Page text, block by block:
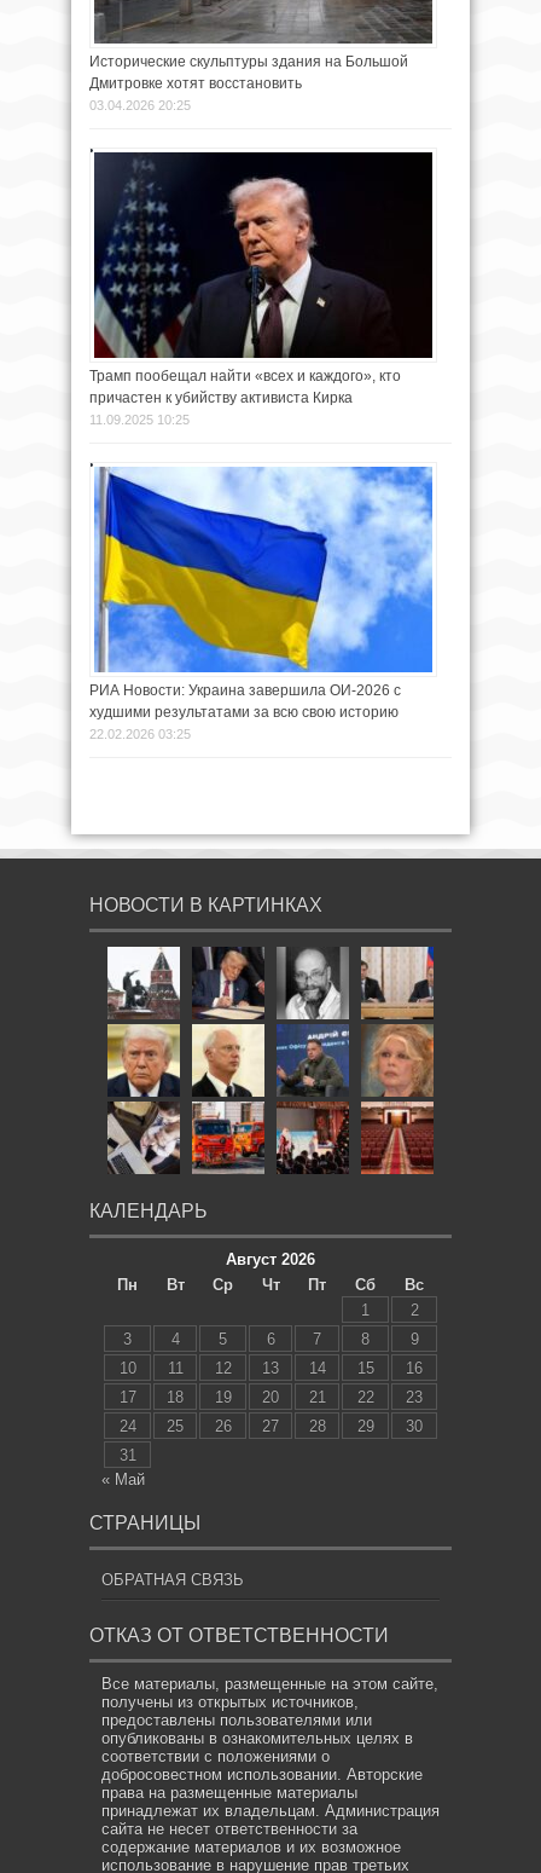
Исторические скульптуры здания на Большой
Дмитровке хотят восстановить
03.04.2026 20:25
Трамп пообещал найти «всех и каждого», кто
причастен к убийству активиста Кирка
11.09.2025 10:25
РИА Новости: Украина завершила ОИ-2026 с
худшими результатами за всю свою историю
22.02.2026 03:25
НОВОСТИ В КАРТИНКАХ
КАЛЕНДАРЬ
Август 2026
Пн
Вт Ср Чт Пт Сб
Вс
1
2
3
4 5 6 7 8
9
10
11 12 13 14 15
16
17
18 19 20 21 22
23
24
25 26 27 28 29
30
31
« Май
СТРАНИЦЫ
ОБРАТНАЯ СВЯЗЬ
ОТКАЗ ОТ ОТВЕТСТВЕННОСТИ
Все материалы, размещенные на этом сайте,
получены из открытых источников,
предоставлены пользователями или
опубликованы в ознакомительных целях в
соответствии с положениями о
добросовестном использовании. Авторские
права на размещенные материалы
принадлежат их владельцам. Администрация
сайта не несет ответственности за
содержание материалов и их возможное
использование в нарушение прав третьих